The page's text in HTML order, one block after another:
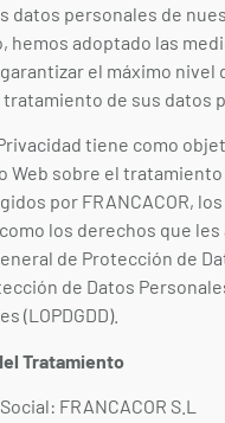
datos personales de
hemos adoptado las
el máximo nivel
de sus datos
tiene como
Web sobre el
por FRANCACOR,
los derechos que
de Protección de
de Datos
(LOPDGDD).
Tratamiento
FRANCACOR S.L